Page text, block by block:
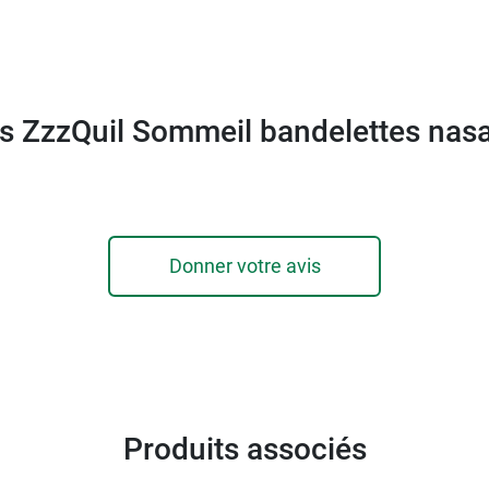
ZzzQuil Sommeil bandelettes
Donner votre avis
Produits associés